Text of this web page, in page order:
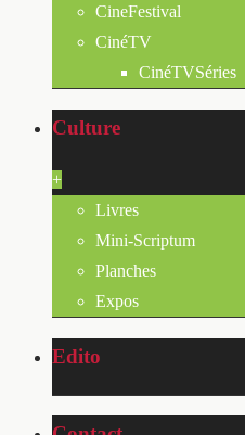
CineFestival
CinéTV
CinéTVSéries
Culture
+
Livres
Mini-Scriptum
Planches
Expos
Edito